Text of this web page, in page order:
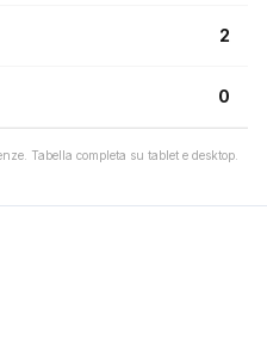
2
0
Tabella completa su tablet e desktop.